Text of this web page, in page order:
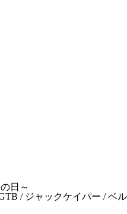
日～
/ ジャックケイパー / ベ